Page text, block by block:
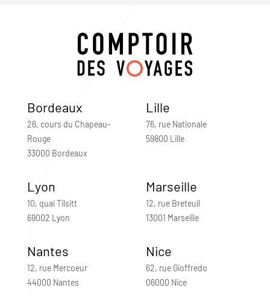
Bordeaux
26, cours du Chapeau-
Rouge
33000 Bordeaux
Lille
76, rue Nationale
59800 Lille
Lyon
10, quai Tilsitt
69002 Lyon
Marseille
12, rue Breteuil
13001 Marseille
Nantes
12, rue Mercoeur
44000 Nantes
Nice
62, rue Gioffredo
06000 Nice